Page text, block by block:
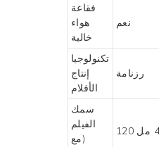
فقاعة
هواء
خالية
نعم
تكنولوجيا
إنتاج
الأفلام
رزنامة
سمك
الفيلم
(مع